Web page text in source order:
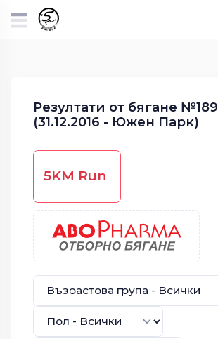
Резултати от бягане №189
(31.12.2016 - Южен Парк)
5KM Run